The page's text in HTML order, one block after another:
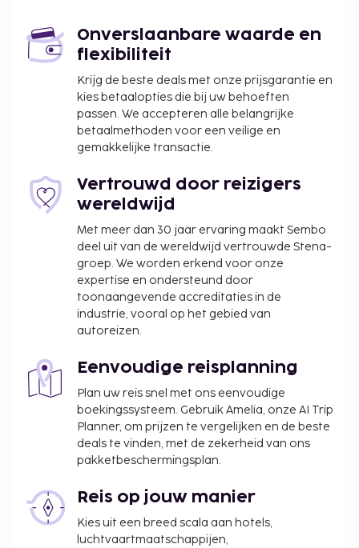
Stil je honger in een van de 2 restaurants van dit
hotel. Maak kennis met andere gasten tijdens een
gratis receptie, dagelijks aangeboden. Dagelijks kun
je van 07.30 uur tot 10.00 uur genieten van een
gratis ontbijtbuffet.
Gasten kunnen een mobiel apparaat gebruiken
voor toegang tot de kamer.
Onverslaanbare waarde en
flexibiliteit
Krijg de beste deals met onze prijsgarantie en
kies betaalopties die bij uw behoeften
passen. We accepteren alle belangrijke
betaalmethoden voor een veilige en
gemakkelijke transactie.
Vertrouwd door reizigers
wereldwijd
Met meer dan 30 jaar ervaring maakt Sembo
deel uit van de wereldwijd vertrouwde Stena-
groep. We worden erkend voor onze
expertise en ondersteund door
toonaangevende accreditaties in de
industrie, vooral op het gebied van
autoreizen.
Eenvoudige reisplanning
Plan uw reis snel met ons eenvoudige
boekingssysteem. Gebruik Amelia, onze AI Trip
Planner, om prijzen te vergelijken en de beste
deals te vinden, met de zekerheid van ons
pakketbeschermingsplan.
Reis op jouw manier
Kies uit een breed scala aan hotels,
luchtvaartmaatschappijen,